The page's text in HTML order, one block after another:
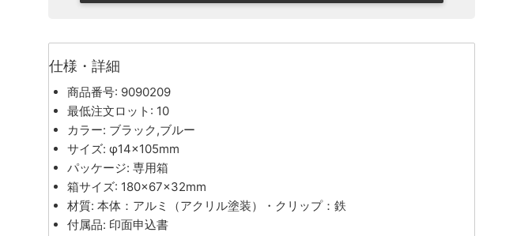
仕様・詳細
商品番号: 9090209
最低注文ロット: 10
カラー: ブラック,ブルー
サイズ: φ14×105mm
パッケージ: 専用箱
箱サイズ: 180×67×32mm
材質: 本体：アルミ（アクリル塗装）・クリップ：鉄
付属品: 印面申込書